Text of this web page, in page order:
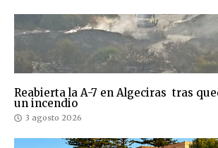
Reabierta la A-7 en Algeciras tras
un incendio
3 agosto 2026